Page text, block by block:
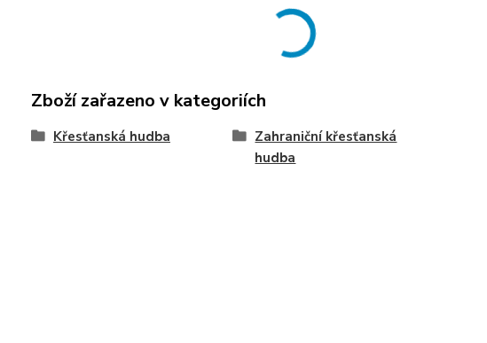
Zboží zařazeno v kategoriích
Křesťanská hudba
Zahraniční křesťanská
hudba